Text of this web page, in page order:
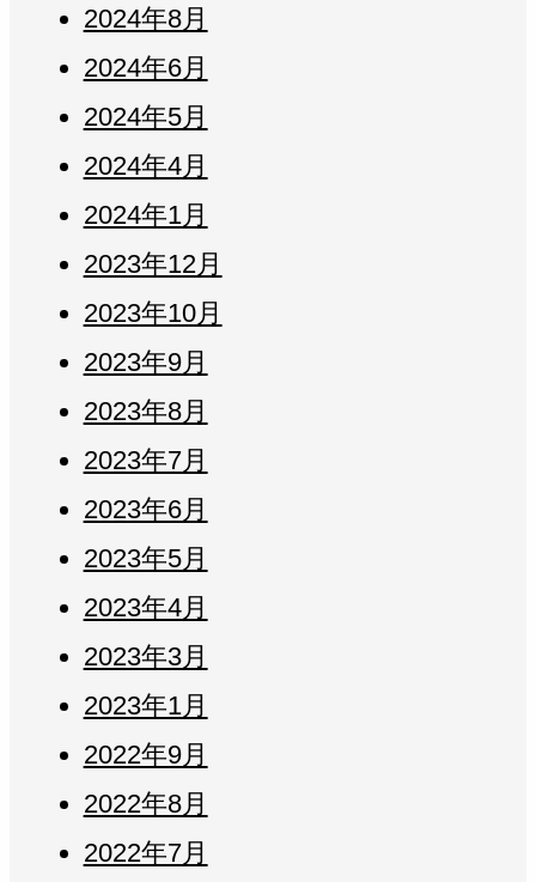
2024年8月
2024年6月
2024年5月
2024年4月
2024年1月
2023年12月
2023年10月
2023年9月
2023年8月
2023年7月
2023年6月
2023年5月
2023年4月
2023年3月
2023年1月
2022年9月
2022年8月
2022年7月